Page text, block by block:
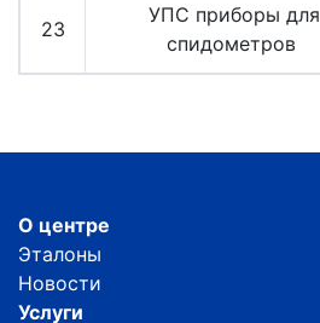
23
УПС приборы для
спидометров
О центре
Эталоны
Новости
Услуги